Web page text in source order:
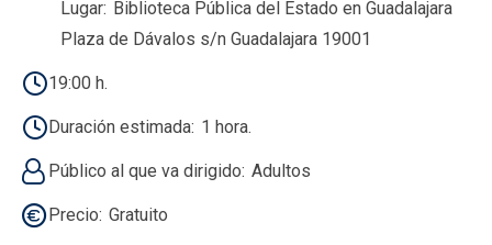
Lugar Biblioteca Pública del Estado en Guadalajara
Plaza de Dávalos s/n Guadalajara 19001
19:00 h.
Duración estimada 1 hora.
Público al que va dirigido Adultos
Precio Gratuito